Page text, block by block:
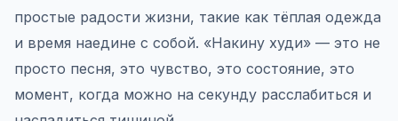
простые радости жизни, такие как тёплая одежда
и время наедине с собой. «Накину худи» — это не
просто песня, это чувство, это состояние, это
момент, когда можно на секунду расслабиться и